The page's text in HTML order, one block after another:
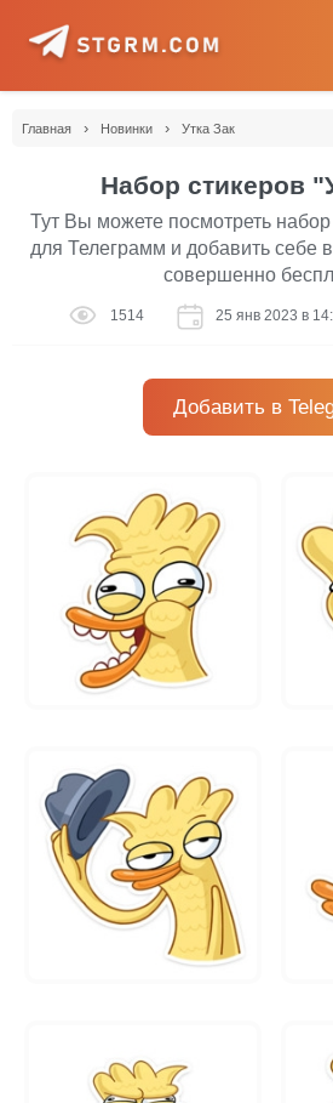
Главная › Новинки › Утка Зак
Набор стикеров
Тут Вы можете посмотреть набор
для Телеграмм и добавить себе
совершенно
1514 25 янв 2023 в
Добавить в